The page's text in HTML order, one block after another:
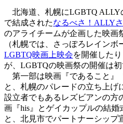
北海道、札幌にLGBTQ ALLY
で結成されたなるべさ！ALLY
のアライチームが企画した映画
（札幌では、さっぽろレイン
LGBTQ映画上映会を開催した
が、LGBTQの映画祭の開催は
第一部は映画『であること』
と、札幌のパレードの立ち上げ
設立者でもあるレズビアンの方
画『his』とゲイカップルの結
と、北見市でパートナーシップ